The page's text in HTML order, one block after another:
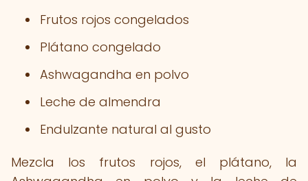
Frutos rojos congelados
Plátano congelado
Ashwagandha en polvo
Leche de almendra
Endulzante natural al gusto
Mezcla los frutos rojos, el plátano, la